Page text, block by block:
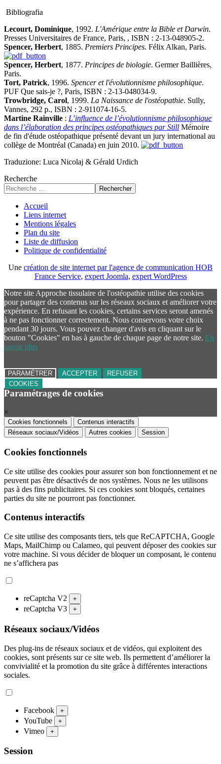
Bibliografia
Lecourt, Dominique, 1992. L'Amérique entre la Bible et Darwin.
Presses Universitaires de France, Paris, , ISBN : 2-13-048905-2.
Spencer, Herbert, 1885. Premiers Principes. Félix Alkan, Paris.
Spencer, Herbert, 1877. Principes de biologie. Germer Baillières,
Paris.
Tort, Patrick, 1996. Spencer et l'évolutionnisme philosophique.
PUF Que sais-je ?, Paris, ISBN : 2-13-048034-9.
Trowbridge, Carol, 1999. La Naissance de l'ostéopathie. Sully,
Vannes, 292 p., ISBN : 2-911074-16-5.
Martine Rainville : L’influence de l’évolutionnisme philosophique
dans l’élaboration des principes ostéopathiques par Still Mémoire
de fin d'étude ostéopathique présenté devant un jury international au
collège de Montréal (Canada) en juin 2010.
Traduzione: Luca Nicolaj & Gérald Urdich
Recherche
Rechercher
Accueil
Liens internet
Mentions légales
Plan du site
Liste de diffusion
Politique de confidentialité
Une création de site internet par l'agence de communication HOB
France Service, expert Joomla, expert WordPress
Notre site Approche tissulaire de l'ostéopathie utilise des cookies
pour partager des contenus sur les réseaux sociaux et améliorer votre
expérience. En refusant les cookies, certains services seront amenés
à ne pas fonctionner correctement. Nous conservons votre choix
pendant 30 jours. Vous pouvez changer d'avis en cliquant sur le
bouton "Cookies" en bas à gauche de chaque page de notre site. En
savoir plus
PARAMÉTRER ACCEPTER
REFUSER
COOKIES
Paramétrages de cookies
×
Cookies fonctionnels
Contenus interactifs
Réseaux sociaux/Vidéos
Autres cookies Session
Cookies fonctionnels
Ce site utilise des cookies pour assurer son bon fonctionnement et ne
peuvent pas être désactivés de nos systèmes. Nous ne les utilisons
pas à des fins publicitaires. Si ces cookies sont bloqués, certaines
parties du site ne pourront pas fonctionner.
Contenus interactifs
Ce site utilise des composants tiers, tels que ReCAPTCHA, Google
Maps, MailChimp ou Calameo, qui peuvent déposer des cookies sur
votre machine. Si vous décider de bloquer un composant, le contenu
ne s’affichera pas
reCaptcha V2 +
reCaptcha V3 +
Réseaux sociaux/Vidéos
Des plug-ins de réseaux sociaux et de vidéos, qui exploitent des
cookies, sont présents sur ce site web. Ils permettent d’améliorer la
convivialité et la promotion du site grâce à différentes interactions
sociales.
Facebook +
YouTube +
Vimeo +
Session